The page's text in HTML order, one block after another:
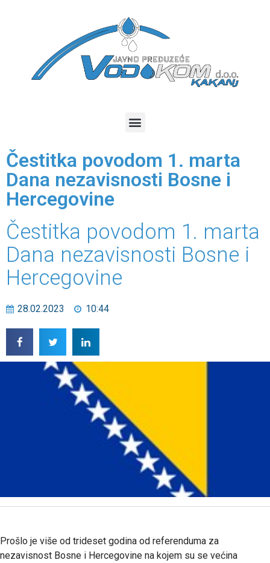
Čestitka povodom 1. marta
Dana nezavisnosti Bosne i
Hercegovine
Čestitka povodom 1. marta
Dana nezavisnosti Bosne i
Hercegovine
28.02.2023 10:44
Prošlo je više od trideset godina od referenduma za
nezavisnost Bosne i Hercegovine na kojem su se većina